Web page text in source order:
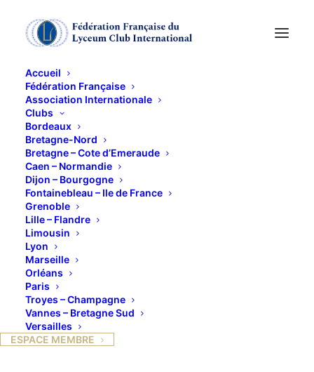
Accueil
Fédération Française
Association Internationale
Clubs
Bordeaux
Bretagne-Nord
Bretagne – Cote d’Emeraude
Caen – Normandie
Dijon – Bourgogne
Fontainebleau – Ile de France
Grenoble
Lille – Flandre
Limousin
Lyon
Marseille
Orléans
Paris
Troyes – Champagne
Vannes – Bretagne Sud
Versailles
ESPACE MEMBRE
CALENDRIER DES
ECHANGES
LITTERAIRES 2024
-2025